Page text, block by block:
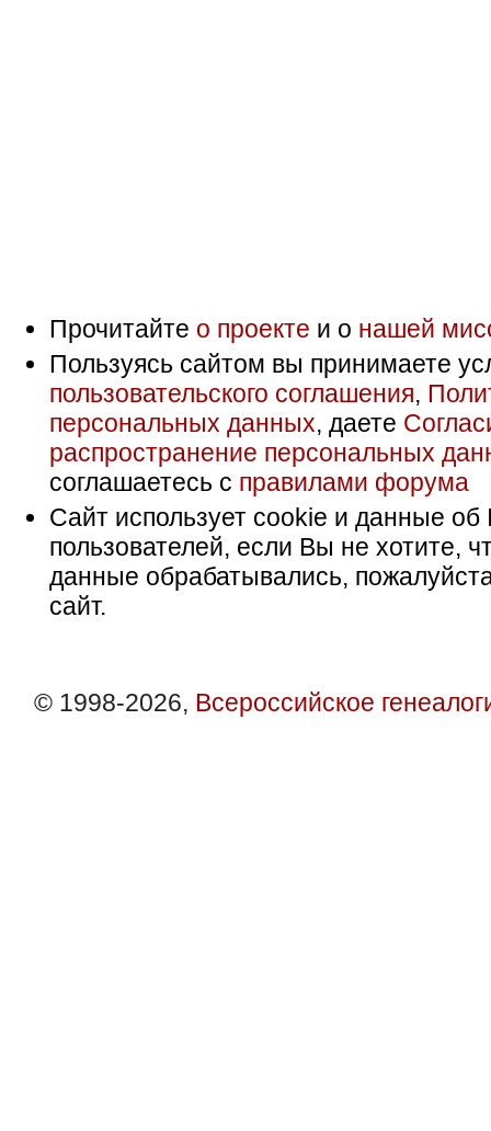
Прочитайте о проекте и о нашей
Пользуясь сайтом вы принимаете
пользовательского соглашения,
персональных данных, даете
распространение персональных
соглашаетесь с правилами форума
Сайт использует cookie и данные об
пользователей, если Вы не хотите,
данные обрабатывались,
сайт.
© 1998-2026, Всероссийское